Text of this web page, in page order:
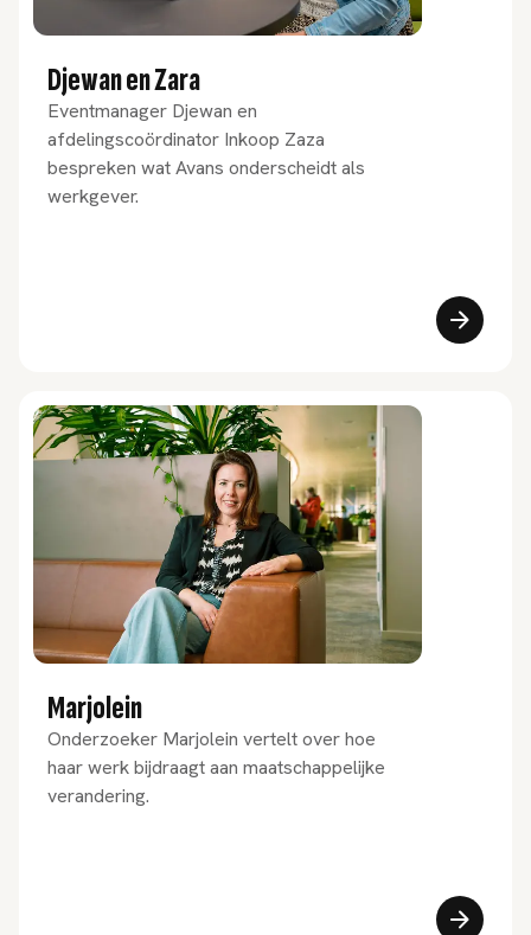
Djewan en Zara
Eventmanager Djewan en
afdelingscoördinator Inkoop Zaza
bespreken wat Avans onderscheidt als
werkgever.
Marjolein
Onderzoeker Marjolein vertelt over hoe
haar werk bijdraagt aan maatschappelijke
verandering.